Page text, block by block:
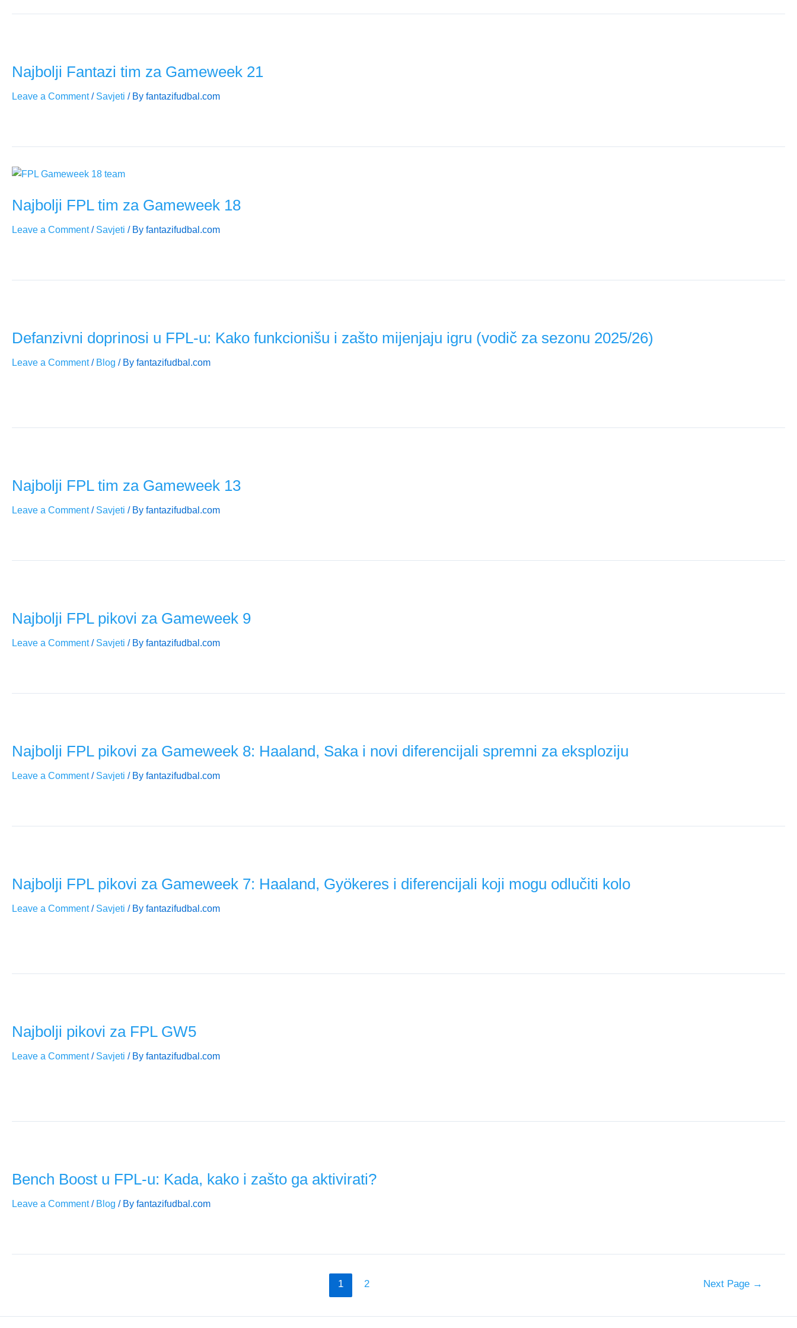
Najbolji Fantazi tim za Gameweek 21
Leave a Comment / Savjeti / By fantazifudbal.com
Najbolji FPL tim za Gameweek 18
Leave a Comment / Savjeti / By fantazifudbal.com
Defanzivni doprinosi u FPL-u: Kako funkcionišu i zašto mijenjaju igru (vodič za sezonu 2025/26)
Leave a Comment / Blog / By fantazifudbal.com
Najbolji FPL tim za Gameweek 13
Leave a Comment / Savjeti / By fantazifudbal.com
Najbolji FPL pikovi za Gameweek 9
Leave a Comment / Savjeti / By fantazifudbal.com
Najbolji FPL pikovi za Gameweek 8: Haaland, Saka i novi diferencijali spremni za eksploziju
Leave a Comment / Savjeti / By fantazifudbal.com
Najbolji FPL pikovi za Gameweek 7: Haaland, Gyökeres i diferencijali koji mogu odlučiti kolo
Leave a Comment / Savjeti / By fantazifudbal.com
Najbolji pikovi za FPL GW5
Leave a Comment / Savjeti / By fantazifudbal.com
Bench Boost u FPL-u: Kada, kako i zašto ga aktivirati?
Leave a Comment / Blog / By fantazifudbal.com
1 2 Next Page →